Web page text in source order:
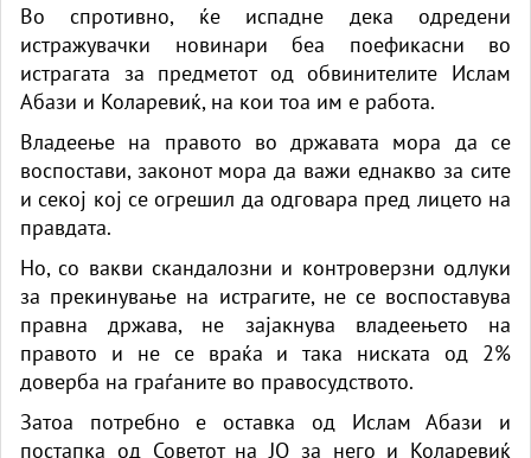
Во спротивно, ќе испадне дека одредени
истражувачки новинари беа поефикасни во
истрагата за предметот од обвинителите Ислам
Абази и Коларевиќ, на кои тоа им е работа.
Владеење на правото во државата мора да се
воспостави, законот мора да важи еднакво за сите
и секој кој се огрешил да одговара пред лицето на
правдата.
Но, со вакви скандалозни и контроверзни одлуки
за прекинување на истрагите, не се воспоставува
правна држава, не зајакнува владеењето на
правото и не се враќа и така ниската од 2%
доверба на граѓаните во правосудството.
Затоа потребно е оставка од Ислам Абази и
постапка од Советот на ЈО за него и Коларевиќ